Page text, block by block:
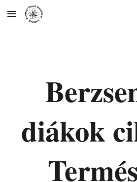
Skip to main content
diákok